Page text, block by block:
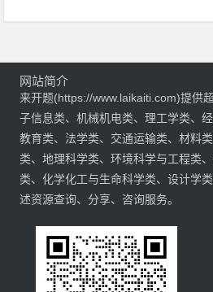
网站简介
来开题(https://www.laikaiti.com)提供
子信息类、机械机电类、理工学类、
教育类、法学类、交通运输类、材料
类、地理科学类、环境科学与工程类
类、化学化工与生命科学类、设计学
述资源查询、分享、咨询服务。